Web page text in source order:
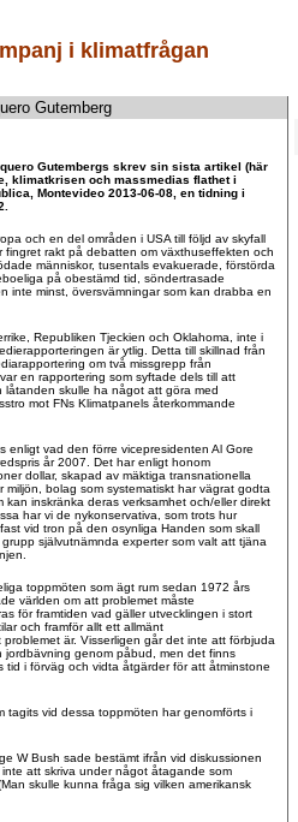
i klimatfrågan
Gutemberg
Gutembergs skrev sin sista artikel (här
klimatkrisen och massmedias flathet i
Montevideo 2013-06-08, en tidning i
och en del områden i USA till följd av skyfall
rakt på debatten om växthuseffekten och
människor, tusentals evakuerade, förstörda
på obestämd tid, söndertrasade
inte minst, översvämningar som kan drabba en
Republiken Tjeckien och Oklahoma, inte i
är ytlig. Detta till skillnad från
om två missgrepp från
en rapportering som syftade dels till att
skulle ha något att göra med
mot FNs Klimatpanels återkommande
enligt vad den förre vicepresidenten Al Gore
år 2007. Det har enligt honom
dollar, skapad av mäktiga transnationella
bolag som systematiskt har vägrat godta
inskränka deras verksamhet och/eller direkt
har vi de nykonservativa, som trots hur
vid tron på den osynliga Handen som skall
självutnämnda experter som valt att tjäna
toppmöten som ägt rum sedan 1972 års
världen om att problemet måste
för framtiden vad gäller utvecklingen i stort
och framför allt ett allmänt
är. Visserligen går det inte att förbjuda
genom påbud, men det finns
tid i förväg och vidta åtgärder för att åtminstone
tagits vid dessa toppmöten har genomförts i
W Bush sade bestämt ifrån vid diskussionen
att skriva under något åtagande som
skulle kunna fråga sig vilken amerikansk